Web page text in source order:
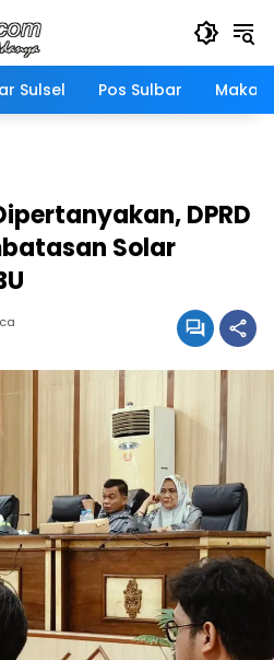
Sulsel Pos Sulbar
DPRD
Solar